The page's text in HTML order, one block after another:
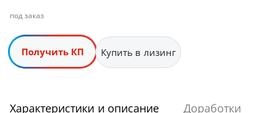
под заказ
Получить КП Купить в лизинг
Характеристики и описание Доработки